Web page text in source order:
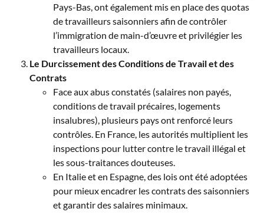
Pays-Bas, ont également mis en place des quotas
de travailleurs saisonniers afin de contrôler
l’immigration de main-d’œuvre et privilégier les
travailleurs locaux.
Le Durcissement des Conditions de Travail et des
Contrats
Face aux abus constatés (salaires non payés,
conditions de travail précaires, logements
insalubres), plusieurs pays ont renforcé leurs
contrôles. En France, les autorités multiplient les
inspections pour lutter contre le travail illégal et
les sous-traitances douteuses.
En Italie et en Espagne, des lois ont été adoptées
pour mieux encadrer les contrats des saisonniers
et garantir des salaires minimaux.